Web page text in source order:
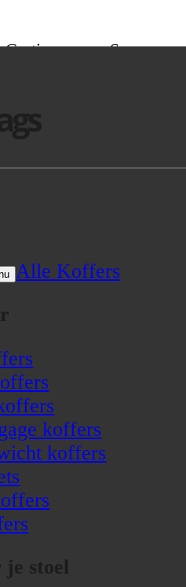
Gratis
Spaar
Alle Koffers
koffers
koffers
je stoel